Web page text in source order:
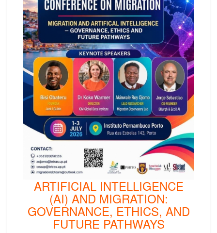
ARTIFICIAL INTELLIGENCE
(AI) AND MIGRATION:
GOVERNANCE, ETHICS, AND
FUTURE PATHWAYS